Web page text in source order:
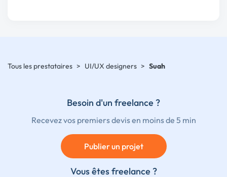
Tous les prestataires > UI/UX designers > Suah
Besoin d'un freelance ?
Recevez vos premiers devis en moins de 5 min
Publier un projet
Vous êtes freelance ?